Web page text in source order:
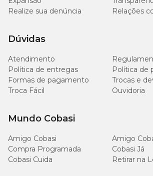
Realize sua denúncia
Relações
Dúvidas
Atendimento
Política de entregas
Política de
Formas de pagamento
Trocas e
Troca Fácil
Ouvidoria
Mundo Cobasi
Amigo Cobasi
Amigo
Compra Programada
Cobasi Já
Cobasi Cuida
Retirar na